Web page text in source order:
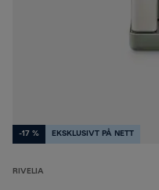
-17 % EKSKLUSIVT PÅ NETT
RIVELIA